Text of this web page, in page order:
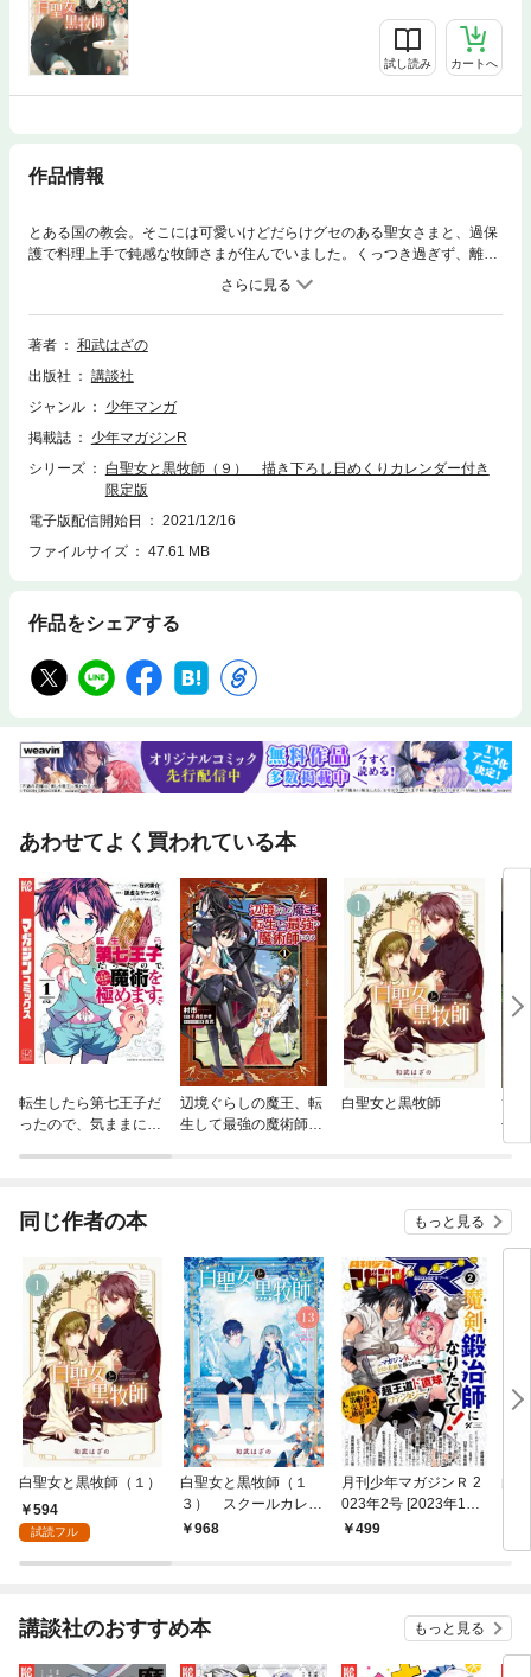
試し読み カートへ
作品情報
とある国の教会。そこには可愛いけどだらけグセのある聖女さまと、過保
護で料理上手で鈍感な牧師さまが住んでいました。くっつき過ぎず、離れ
過ぎずな二人の関係を温かい目で見守ってください!ファンタジーな世界観
のもと繰り広げられる“無自覚いちゃラブコメディ”、開幕!!『白聖女と黒牧
師』9巻は通常版に加え、限定版も同時刊行！ 電子限定版は【カレンダー
風にあしらった31枚の描き下ろしSDイラスト】を収録！ ※イラストは紙
著者
和武はざの
出版社
講談社
ジャンル
少年マンガ
掲載誌
少年マガジンR
シリーズ
白聖女と黒牧師（９） 描き下ろし日めくりカレンダー付き
限定版
電子版配信開始日
2021/12/16
ファイルサイズ
47.61 MB
作品をシェアする
あわせてよく買われている本
転生したら第七王子だ
ったので、気ままに魔
辺境ぐらしの魔王、転
生して最強の魔術師に
白聖女と黒牧師
ひ
子
同じ作者の本 もっと見る
白聖女と黒牧師（１）
594
試読フル
白聖女と黒牧師（１
３） スクールカレン
ダー付き限定版
968
月刊少年マガジンＲ 2
023年2号 [2023年1月
20日発売]
499
講談社のおすすめ本 もっと見る